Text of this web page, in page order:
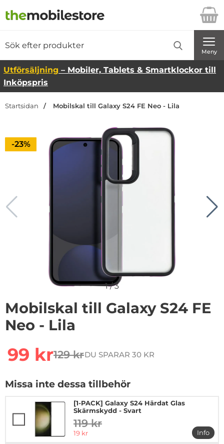
Startsidan för Danira Telecom AB
Meny
Utförsäljning – Mobiler, Tablets & Smartklockor till
Inköpspris
Startsidan Mobilskal till Galaxy S24 FE Neo - Lila
Priset är nedsatt med
-23%
1/3
Mobilskal till Galaxy S24 FE
Neo - Lila
rea pris
99 krtidigare pris
129 krDU SPARAR 30 KR
Missa inte dessa tillbehör
[1-PACK] Galaxy S24 Härdat Glas
Skärmskydd - Svart
tidigare pris
119 kr
rea pris
19 kr
Info
mer